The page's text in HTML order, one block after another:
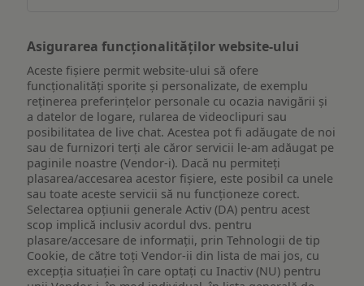
Asigurarea funcționalităților website-ului
Aceste fișiere permit website-ului să ofere
funcționalități sporite și personalizate, de exemplu
reţinerea preferinţelor personale cu ocazia navigării și
a datelor de logare, rularea de videoclipuri sau
posibilitatea de live chat. Acestea pot fi adăugate de noi
sau de furnizori terți ale căror servicii le-am adăugat pe
paginile noastre (Vendor-i). Dacă nu permiteți
plasarea/accesarea acestor fișiere, este posibil ca unele
sau toate aceste servicii să nu funcționeze corect.
Selectarea opțiunii generale Activ (DA) pentru acest
scop implică inclusiv acordul dvs. pentru
plasare/accesare de informații, prin Tehnologii de tip
Cookie, de către toți Vendor-ii din lista de mai jos, cu
excepția situației în care optați cu Inactiv (NU) pentru